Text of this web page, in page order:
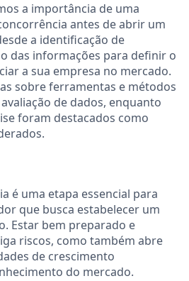
a importância de uma
antes de abrir um
a identificação de
das informações para definir o
a sua empresa no mercado.
sobre ferramentas e métodos
de dados, enquanto
foram destacados como
é uma etapa essencial para
que busca estabelecer um
Estar bem preparado e
riscos, como também abre
de crescimento
do mercado.